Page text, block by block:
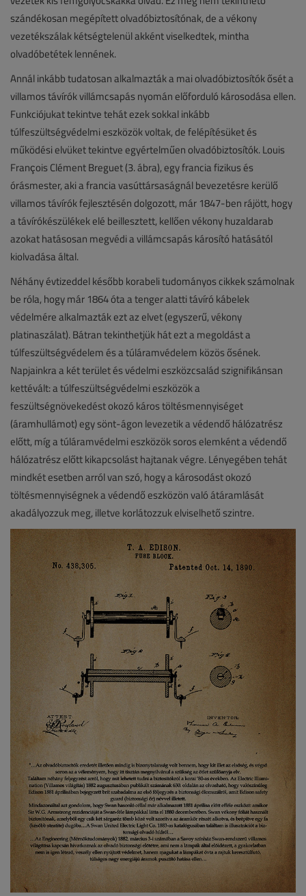
szándékosan megépített olvadóbiztosítónak, de a vékony
vezetékszálak kétségtelenül akként viselkedtek, mintha
olvadóbetétek lennének.
Annál inkább tudatosan alkalmazták a mai olvadóbiztosítók ősét a
villamos távírók villámcsapás nyomán előforduló károsodása ellen.
Funkciójukat tekintve tehát ezek sokkal inkább
túlfeszültségvédelmi eszközök voltak, de felépítésüket és
működési elvüket tekintve egyértelműen olvadóbiztosítók. Louis
François Clément Breguet (3. ábra), egy francia fizikus és
órásmester, aki a francia vasúttársaságnál bevezetésre kerülő
villamos távírók fejlesztésén dolgozott, már 1847-ben rájött, hogy
a távírókészülékek elé beillesztett, kellően vékony huzaldarab
azokat hatásosan megvédi a villámcsapás károsító hatásától
kiolvadása által.
Néhány évtizeddel később korabeli tudományos cikkek számolnak
be róla, hogy már 1864 óta a tenger alatti távíró kábelek
védelmére alkalmazták ezt az elvet (egyszerű, vékony
platinaszálat). Bátran tekinthetjük hát ezt a megoldást a
túlfeszültségvédelem és a túláramvédelem közös ősének.
Napjainkra a két terület és védelmi eszközcsalád szignifikánsan
kettévált: a túlfeszültségvédelmi eszközök a
feszültségnövekedést okozó káros töltésmennyiséget
(áramhullámot) egy sönt-ágon levezetik a védendő hálózatrész
előtt, míg a túláramvédelmi eszközök soros elemként a védendő
hálózatrész előtt kikapcsolást hajtanak végre. Lényegében tehát
mindkét esetben arról van szó, hogy a károsodást okozó
töltésmennyiségnek a védendő eszközön való átáramlását
akadályozzuk meg, illetve korlátozzuk elviselhető szintre.